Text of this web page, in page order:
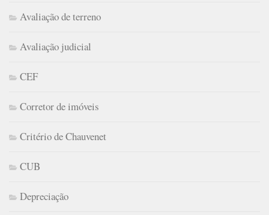
Avaliação de terreno
Avaliação judicial
CEF
Corretor de imóveis
Critério de Chauvenet
CUB
Depreciação